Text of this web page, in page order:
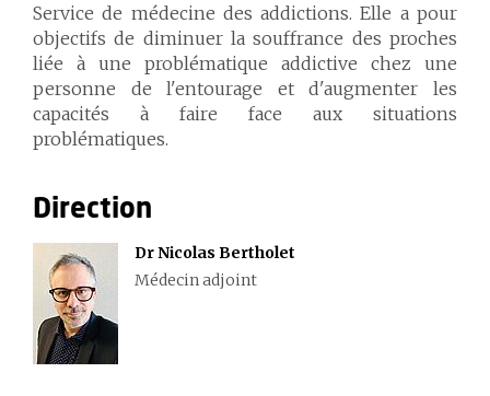
Service de médecine des addictions. Elle a pour
objectifs de diminuer la souffrance des proches
liée à une problématique addictive chez une
personne de l'entourage et d'augmenter les
capacités à faire face aux situations
problématiques.
Direction
Dr Nicolas Bertholet
Médecin adjoint